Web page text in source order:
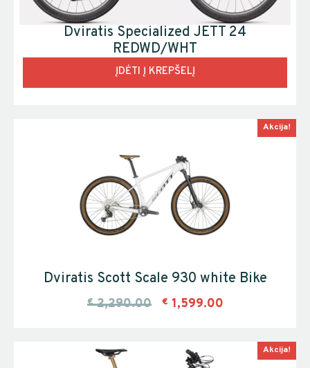
Dviratis Specialized JETT 24
REDWD/WHT
ĮDĖTI Į KREPŠELĮ
Akcija!
Dviratis Scott Scale 930 white Bike
€ 2,290.00 € 1,599.00
Akcija!